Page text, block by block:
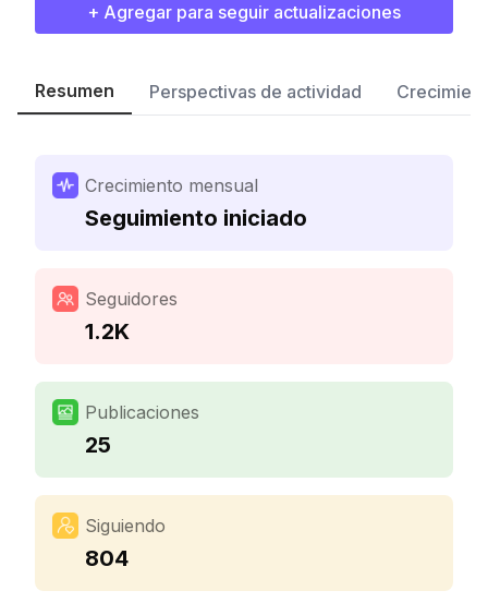
+ Agregar para seguir actualizaciones
Resumen Perspectivas de actividad
Crecimiento mensual
Seguimiento iniciado
Seguidores
1.2K
Publicaciones
25
Siguiendo
804